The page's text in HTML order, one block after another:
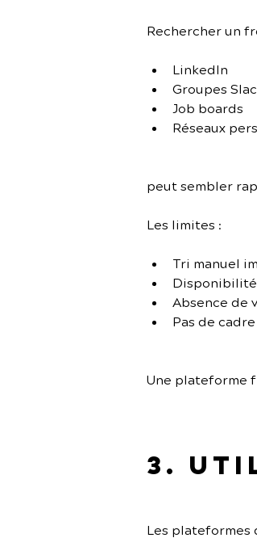
Rechercher un
LinkedIn
Groupes
Job boards
Réseaux
peut sembler
Les limites :
Tri manuel
Absence de
Pas de
Une plateforme
3.
Les